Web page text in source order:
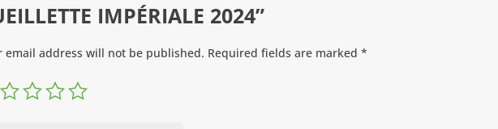
IMPÉRIALE 2024”
email address will not be published. Required fields are marked *